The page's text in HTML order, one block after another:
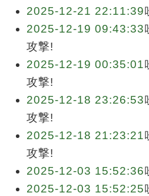
2025-12-21 22:11:39
2025-12-19 09:43:33
攻撃!
2025-12-19 00:35:01
攻撃!
2025-12-18 23:26:53
攻撃!
2025-12-18 21:23:21
攻撃!
2025-12-03 15:52:36
2025-12-03 15:52:25